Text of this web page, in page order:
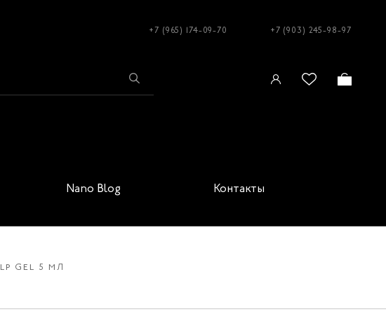
+7 (965) 174-09-70 +7 (903) 245-98-97
Nano Blog Контакты
GEL 5 МЛ